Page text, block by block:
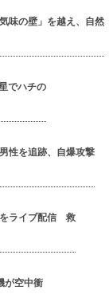
味の壁」を越え、自然
でハチの
性を追跡、自爆攻撃
をライブ配信 救
が空中衝